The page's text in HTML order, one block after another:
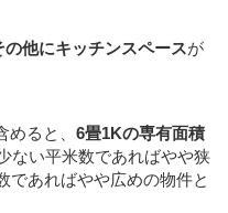
他にキッチンスペースが
ると、 6畳1Kの専有面積
ない平米数であればやや狭
であればやや広めの物件と